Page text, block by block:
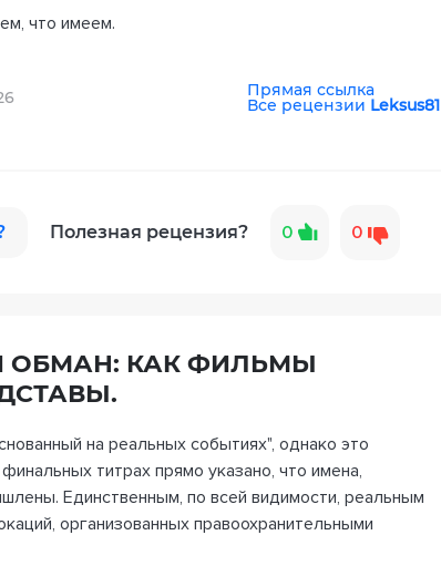
что имеем.
Прямая ссылка
Все рецензии Leksus81
Полезная рецензия? 0 0
ОБМАН: КАК ФИЛЬМЫ
на реальных событиях", однако это
титрах прямо указано, что имена,
Единственным, по всей видимости, реальным
организованных правоохранительными